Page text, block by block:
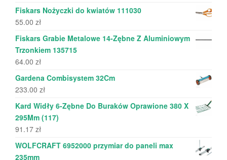
Fiskars Nożyczki do kwiatów 111030
55.00 zł
Fiskars Grabie Metalowe 14-Zębne Z Aluminiowym
Trzonkiem 135715
64.00 zł
Gardena Combisystem 32Cm
233.00 zł
Kard Widły 6-Zębne Do Buraków Oprawione 380 X
295Mm (117)
91.17 zł
WOLFCRAFT 6952000 przymiar do paneli max
235mm